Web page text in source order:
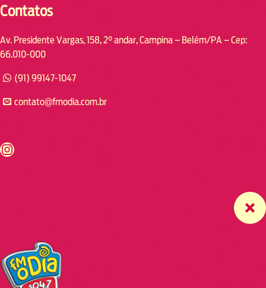
Contatos
Av. Presidente Vargas, 158, 2° andar, Campina – Belém/PA – Cep:
66.010-000
(91) 99147-1047
contato@fmodia.com.br
https://www.instagram.com/fmodia.cabofrio/